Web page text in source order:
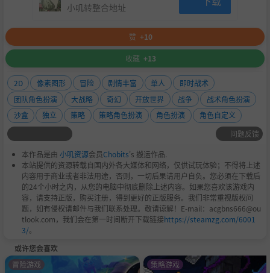
小叽转整合地址
赞 +10
收藏 +13
2D 像素图形 冒险 剧情丰富 单人
即时战术
团队角色扮演
大战略 奇幻 开放世界 战争
战术角色扮演
沙盒
独立 策略 策略角色扮演 角色扮演
角色自定义
问题反馈
本作品是由 小叽资源会员Chobits's 搬运作品.
本站提供的资源转载自国内外各大媒体和网络，仅供试玩体验；不得将上述
内容用于商业或者非法用途，否则，一切后果请用户自负。您必须在下载后
的24个小时之内，从您的电脑中彻底删除上述内容。如果您喜欢该游戏内
容，请支持正版，购买注册，得到更好的正版服务。我们非常重视版权问
题，如有侵权请邮件与我们联系处理。敬请谅解！E-mail：acgbns666@ou
tlook.com，我们会在第一时间断开下载链接https://steamzg.com/6001
3/。
或许您会喜欢
冒险游戏 策略游戏